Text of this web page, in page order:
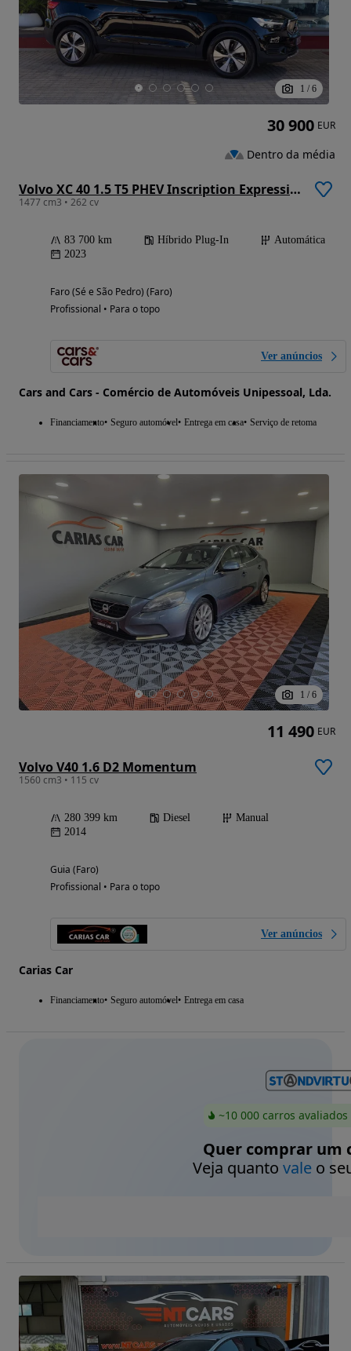
1 / 6
Volvo XC 40 1.5 T5 PHEV Inscription Expression
1477 cm3 • 262 cv
83 700 km Híbrido Plug-In
Automática
2023
Faro (Sé e São Pedro) (Faro)
Profissional • Para o topo
Ver anúncios
Cars and Cars - Comércio de Automóveis Unipessoal, Lda.
Financiamento Seguro automóvel Entrega em casa Serviço de retoma
30 900 EUR
Dentro da média
1 / 6
Volvo V40 1.6 D2 Momentum
1560 cm3 • 115 cv
280 399 km Diesel
Manual
2014
Guia (Faro)
Profissional • Para o topo
Ver anúncios
Carias Car
Financiamento Seguro automóvel Entrega em casa
11 490 EUR
~10 000 carros
Quer comprar um
Veja quanto valeo